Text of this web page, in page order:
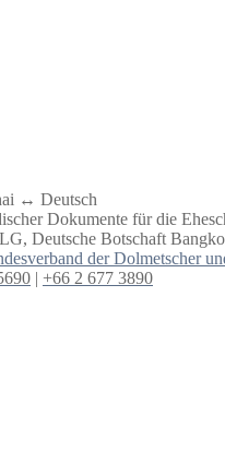
↔︎ Deutsch
Dokumente für die
Deutsche Botschaft
der Dolmetscher
| +66 2 677 3890